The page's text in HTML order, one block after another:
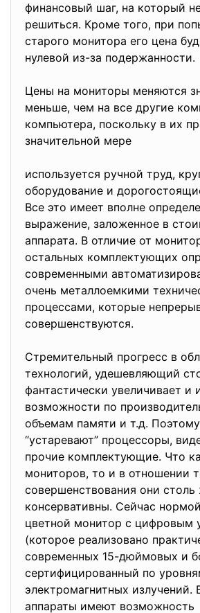
финансовый шаг, на который
решиться. Кроме того, при
старого монитора его цена
нулевой из-за подержанности.
Цены на мониторы меняются
меньше, чем на все другие
компьютера, поскольку в их
значительной мере
используется ручной труд,
оборудование и
Все это имеет вполне
выражение, заложенное в
аппарата. В отличие от
остальных комплектующих
современными
очень металлоемкими
процессами, которые
совершенствуются.
Стремительный прогресс в
технологий, удешевляющий
фантастически увеличивает и
возможности по
объемам памяти и т.д.
“устаревают” процессоры,
прочие комплектующие. Что
мониторов, то и в отношении
совершенствования они столь
консервативны. Сейчас
цветной монитор с цифровым
(которое реализовано
современных 15-дюймовых и
сертифицированный по
электромагнитных излучений.
аппараты имеют возможность